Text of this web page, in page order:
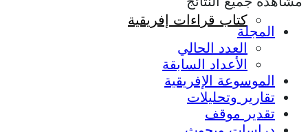
كتاب قراءات إفريقية
المجلة
العدد الحالي
الأعداد السابقة
الموسوعة الإفريقية
تقارير وتحليلات
تقدير موقف